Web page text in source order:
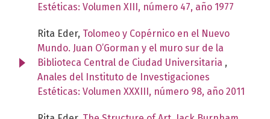
Estéticas: Volumen XIII, número 47, año 1977
Rita Eder, Tolomeo y Copérnico en el Nuevo
Mundo. Juan O’Gorman y el muro sur de la
Biblioteca Central de Ciudad Universitaria ,
Anales del Instituto de Investigaciones
Estéticas: Volumen XXXIII, número 98, año 2011